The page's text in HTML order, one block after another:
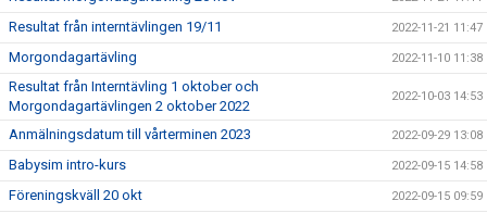
Resultat från interntävlingen 19/11 2022-11-21 11:47
Morgondagartävling 2022-11-10 11:38
Resultat från Interntävling 1 oktober och
Morgondagartävlingen 2 oktober 2022
2022-10-03 14:53
Anmälningsdatum till vårterminen 2023 2022-09-29 13:08
Babysim intro-kurs 2022-09-15 14:58
Föreningskväll 20 okt 2022-09-15 09:59